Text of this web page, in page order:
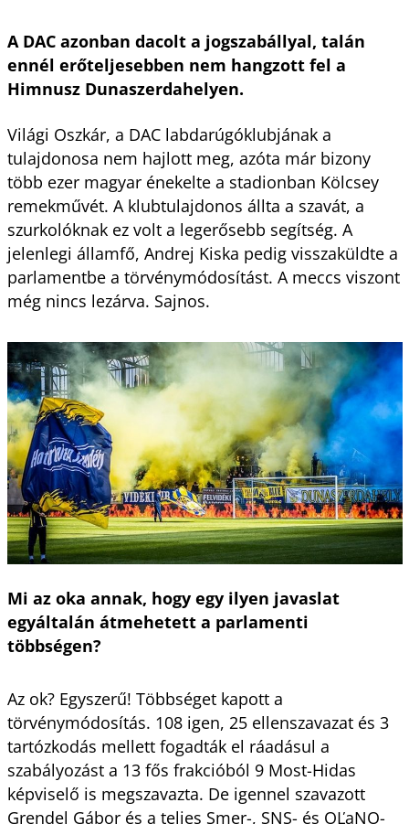
A DAC azonban dacolt a jogszabállyal, talán
ennél erőteljesebben nem hangzott fel a
Himnusz Dunaszerdahelyen.
Világi Oszkár, a DAC labdarúgóklubjának a
tulajdonosa nem hajlott meg, azóta már bizony
több ezer magyar énekelte a stadionban Kölcsey
remekművét. A klubtulajdonos állta a szavát, a
szurkolóknak ez volt a legerősebb segítség. A
jelenlegi államfő, Andrej Kiska pedig visszaküldte a
parlamentbe a törvénymódosítást. A meccs viszont
még nincs lezárva. Sajnos.
Mi az oka annak, hogy egy ilyen javaslat
egyáltalán átmehetett a parlamenti
többségen?
Az ok? Egyszerű! Többséget kapott a
törvénymódosítás. 108 igen, 25 ellenszavazat és 3
tartózkodás mellett fogadták el ráadásul a
szabályozást a 13 fős frakcióból 9 Most-Hidas
képviselő is megszavazta. De igennel szavazott
Grendel Gábor és a teljes Smer-, SNS- és OĽaNO-